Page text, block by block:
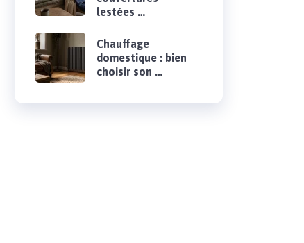
lestées …
Chauffage
domestique : bien
choisir son …